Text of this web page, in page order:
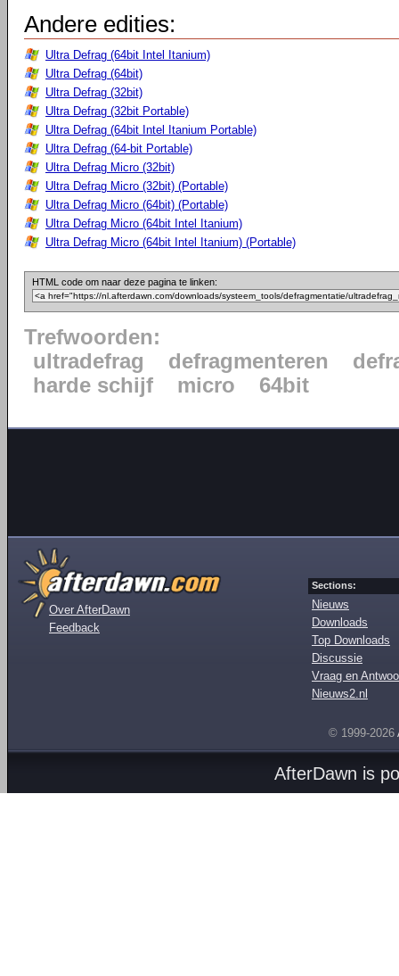
Andere edities:
Ultra Defrag (64bit Intel Itanium)
Ultra Defrag (64bit)
Ultra Defrag (32bit)
Ultra Defrag (32bit Portable)
Ultra Defrag (64bit Intel Itanium Portable)
Ultra Defrag (64-bit Portable)
Ultra Defrag Micro (32bit)
Ultra Defrag Micro (32bit) (Portable)
Ultra Defrag Micro (64bit) (Portable)
Ultra Defrag Micro (64bit Intel Itanium)
Ultra Defrag Micro (64bit Intel Itanium) (Portable)
HTML code om naar deze pagina te linken:
Trefwoorden:
ultradefrag
defragmenteren
harde schijf
micro 64bit
Over AfterDawn
Feedback
Sections:
Nieuws
Downloads
Top Downloads
Discussie
Vraag en
Nieuws2.nl
© 1999-2026
AfterDawn is